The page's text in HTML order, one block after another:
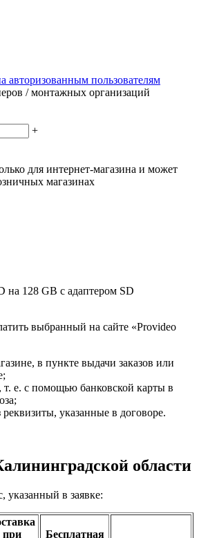
авторизованным пользователям
/ монтажных организаций
+
для интернет-магазина и может
магазинах
на 128 GB с адаптером SD
выбранный на сайте «Provideo
в пункте выдачи заказов или
т. е. с помощью банковской карты в
реквизиты, указанные в договоре.
области
указанный в заявке:
при
Бесплатная